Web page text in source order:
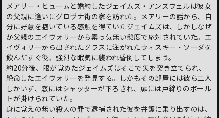
メアリー・ヒュームと婚約したジェイムズ・アンズウェルは彼女
の父親に逢いにグロヴナ街の家を訪れた。メアリーの話から、自
分に好意を抱いている感触を得ていたジェイムズは、しかしなぜ
か父親のエイヴォリーから素っ気無い態度で応対されていた。エ
イヴォリーから出されたグラスに注がれたウィスキー・ソーダを
飲んだすぐ後、強烈な眠気に襲われ昏倒してしまう。
約20分後、眼が覚めたジェイムズはそこで矢を突き立てられ、
絶命したエイヴォリーを発見する。しかもその部屋には彼ら二人
しかいず、窓にはシャッターが下ろされ、扉には戸締りのボール
トが掛けられていた。
身に覚えの無い殺人の罪で逮捕された彼を弁護に乗り出すのは、